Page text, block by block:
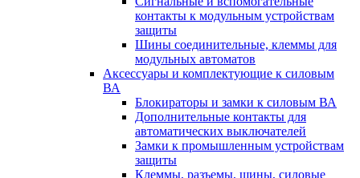
контакты к модульным устройствам
защиты
Шины соединительные, клеммы для
модульных автоматов
Аксессуары и комплектующие к силовым
ВА
Блокираторы и замки к силовым ВА
Дополнительные контакты для
автоматических выключателей
Замки к промышленным устройствам
защиты
Клеммы, разъемы, шины, силовые